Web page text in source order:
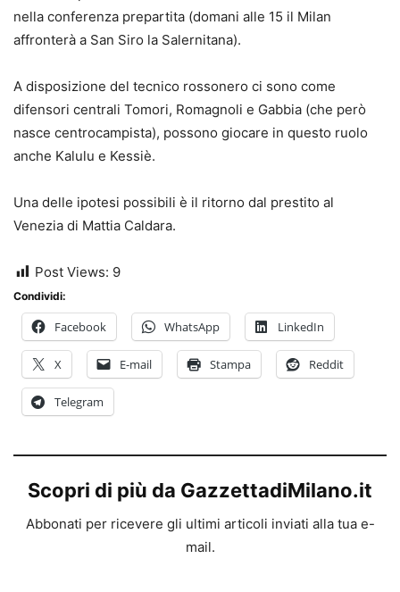
nella conferenza prepartita (domani alle 15 il Milan
affronterà a San Siro la Salernitana).
A disposizione del tecnico rossonero ci sono come
difensori centrali Tomori, Romagnoli e Gabbia (che però
nasce centrocampista), possono giocare in questo ruolo
anche Kalulu e Kessiè.
Una delle ipotesi possibili è il ritorno dal prestito al
Venezia di Mattia Caldara.
Post Views: 9
Condividi:
Facebook WhatsApp LinkedIn
X E-mail Stampa Reddit
Telegram
Scopri di più da GazzettadiMilano.it
Abbonati per ricevere gli ultimi articoli inviati alla tua e-
mail.